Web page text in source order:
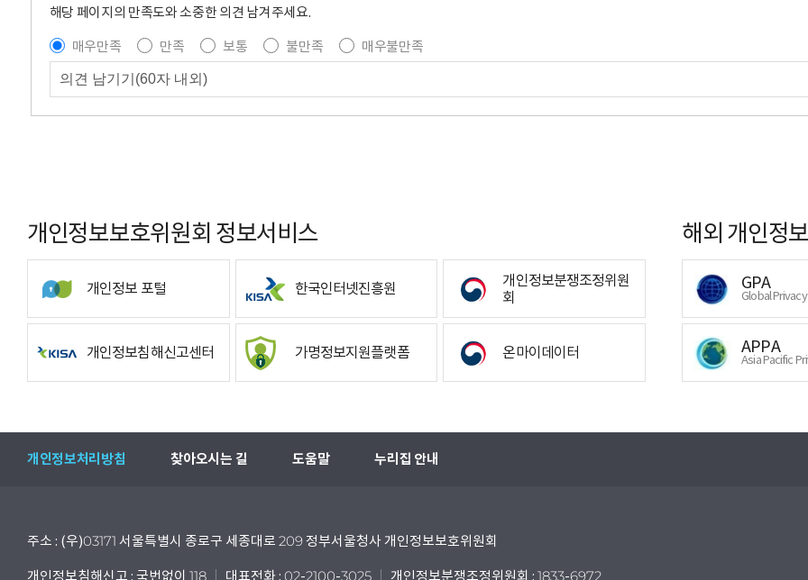
해당 페이지의 만족도와 소중한 의견 남겨주세요.
매우만족
만족 보통 불만족 매우불만족
개인정보보호위원회 정보서비스
개인정보 포털 한국인터넷진흥원
개인정보분쟁조정위원
회
개인정보침해신고센터 가명정보지원플랫폼 온마이데이터
해외 개인정
GPA
Global
APPA
Asia Pacific
개인정보처리방침 찾아오시는 길 도움말 누리집 안내
주소 : (우)03171 서울특별시 종로구 세종대로 209 정부서울청사 개인정보보호위원회
개인정보침해신고 : 국번없이 118 대표전화 : 02-2100-3025 개인정보분쟁조정위원회 : 1833-6972